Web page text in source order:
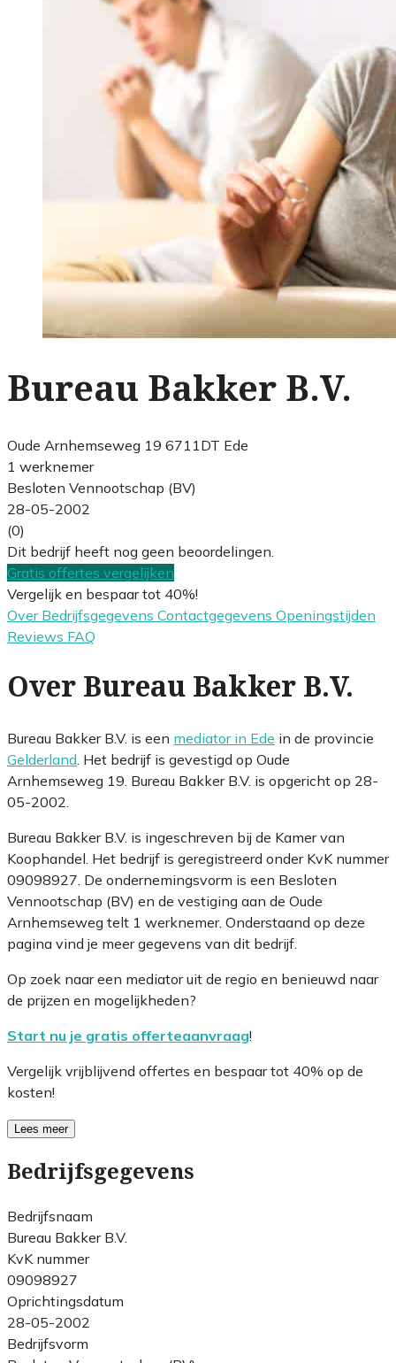
Bureau Bakker B.V.
Oude Arnhemseweg 19 6711DT Ede
1 werknemer
Besloten Vennootschap (BV)
28-05-2002
(0)
Dit bedrijf heeft nog geen beoordelingen.
Gratis offertes vergelijken
Vergelijk en bespaar tot 40%!
Over Bedrijfsgegevens Contactgegevens Openingstijden
Reviews FAQ
Over Bureau Bakker B.V.
Bureau Bakker B.V. is een mediator in Ede in de provincie
Gelderland . Het bedrijf is gevestigd op Oude
Arnhemseweg 19. Bureau Bakker B.V. is opgericht op 28-
05-2002.
Bureau Bakker B.V. is ingeschreven bij de Kamer van
Koophandel. Het bedrijf is geregistreerd onder KvK nummer
09098927. De ondernemingsvorm is een Besloten
Vennootschap (BV) en de vestiging aan de Oude
Arnhemseweg telt 1 werknemer. Onderstaand op deze
pagina vind je meer gegevens van dit bedrijf.
Op zoek naar een mediator uit de regio en benieuwd naar
de prijzen en mogelijkheden?
Start nu je gratis offerteaanvraag!
Vergelijk vrijblijvend offertes en bespaar tot 40% op de
kosten!
Lees meer
Bedrijfsgegevens
Bedrijfsnaam
Bureau Bakker B.V.
KvK nummer
09098927
Oprichtingsdatum
28-05-2002
Bedrijfsvorm